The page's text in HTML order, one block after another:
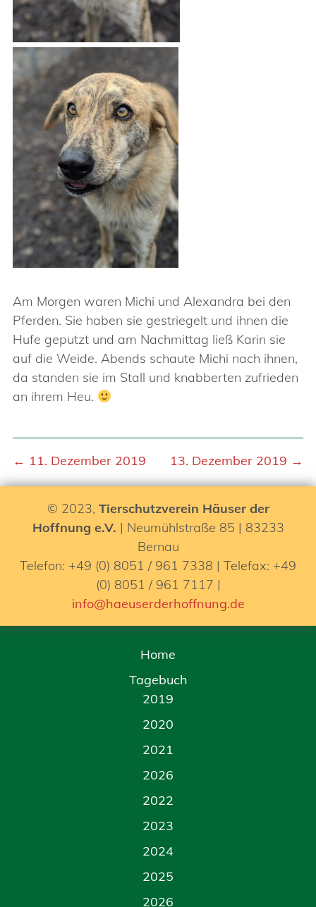
Am Morgen waren Michi und Alexandra bei den
Pferden. Sie haben sie gestriegelt und ihnen die
Hufe geputzt und am Nachmittag ließ Karin sie
auf die Weide. Abends schaute Michi nach ihnen,
da standen sie im Stall und knabberten zufrieden
an ihrem Heu.
← 11. Dezember 2019 13. Dezember 2019 →
© 2023, Tierschutzverein Häuser der
Hoffnung e.V. | Neumühlstraße 85 | 83233
Bernau
Telefon: +49 (0) 8051 / 961 7338 | Telefax: +49
(0) 8051 / 961 7117 |
info@haeuserderhoffnung.de
Home
Tagebuch
2019
2020
2021
2026
2022
2023
2024
2025
2026